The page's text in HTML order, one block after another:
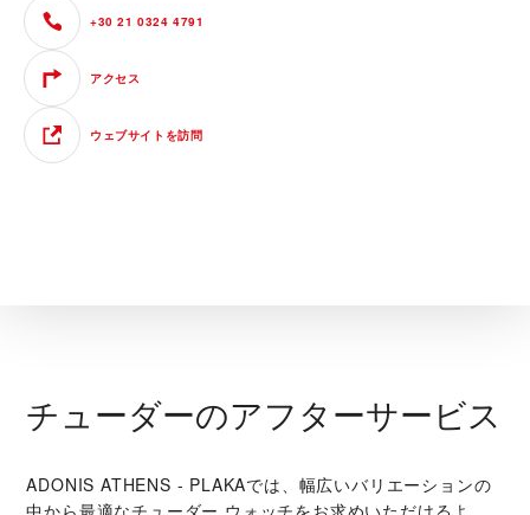
+30 21 0324 4791
アクセス
ウェブサイトを訪問
チューダーのアフターサービス
‭ADONIS ATHENS - PLAKA‬では、幅広いバリエーションの
中から最適なチューダー ウォッチをお求めいただけるよ